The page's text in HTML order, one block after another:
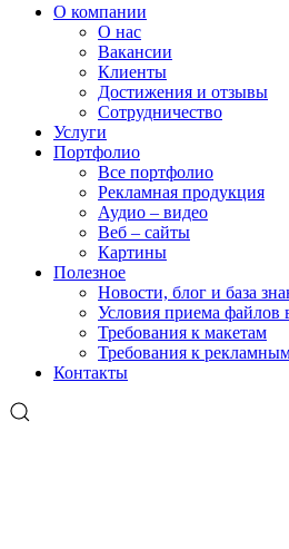
О компании
О нас
Вакансии
Клиенты
Достижения и отзывы
Сотрудничество
Услуги
Портфолио
Все портфолио
Рекламная продукция
Аудио – видео
Веб – сайты
Картины
Полезное
Новости, блог и база
Условия приема файлов
Требования к макетам
Требования к
Контакты